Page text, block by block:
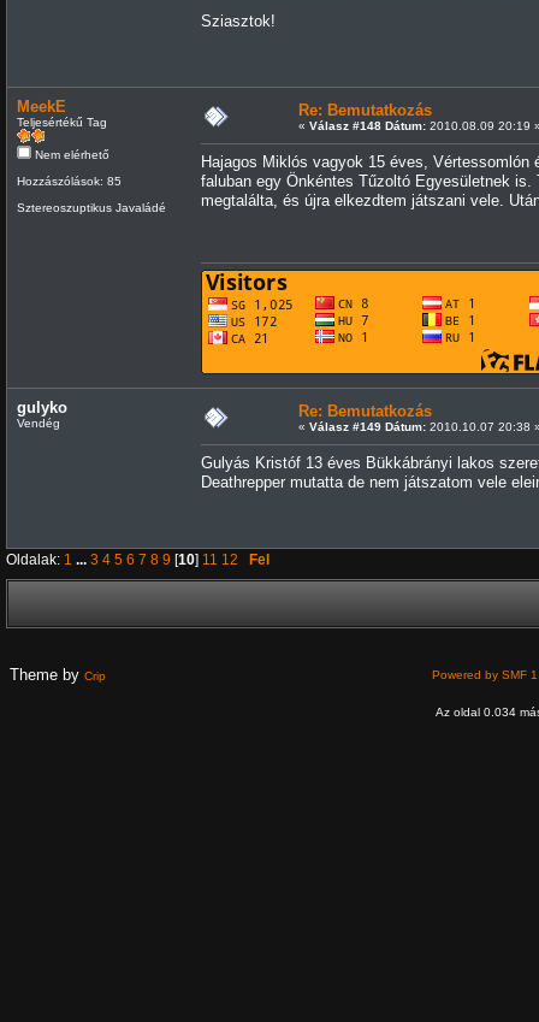
Sziasztok!
MeekE
Teljesértékű Tag
Nem elérhető
Hozzászólások: 85
Sztereoszuptikus Javaládé
Re: Bemutatkozás
« Válasz #148 Dátum:2010.08.09 20:19
Hajagos Miklós vagyok 15 éves,
faluban egy Önkéntes Tűzoltó Egyesületnek
megtalálta, és újra elkezdtem játszani vele.
gulyko
Vendég
Re: Bemutatkozás
« Válasz #149 Dátum:2010.10.07 20:38
Gulyás Kristóf 13 éves Bükkábrányi lakos
Deathrepper mutatta de nem játszatom vele
Oldalak: 1 ... 3 4 5 6 7 8 9 [10] 11 12 Fel
Theme by Crip Powered by SMF
Az oldal 0.034